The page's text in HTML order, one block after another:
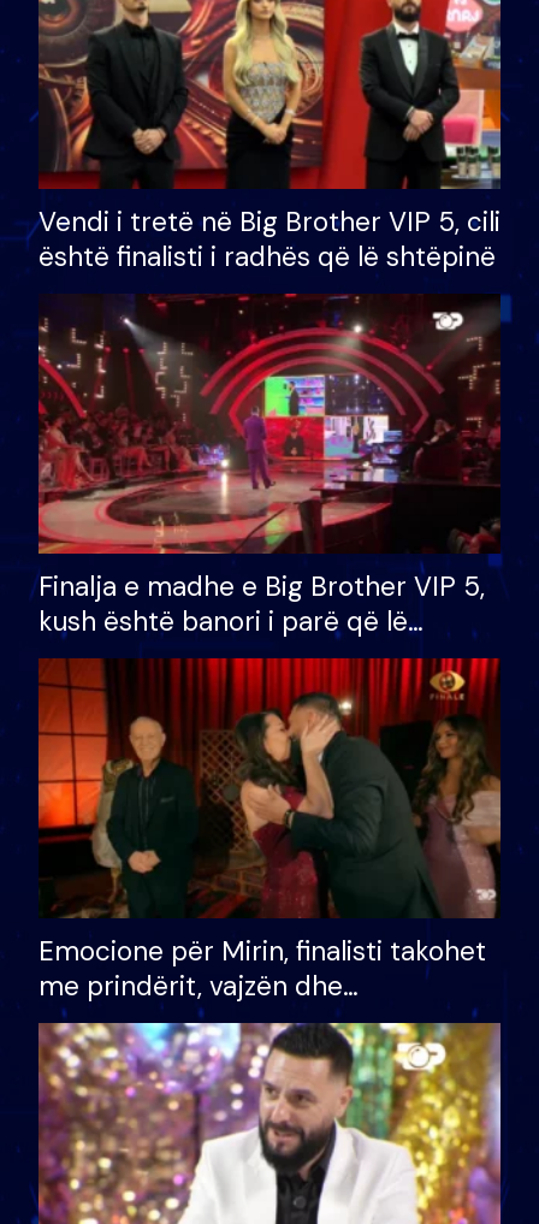
Vendi i tretë në Big Brother VIP 5, cili
është finalisti i radhës që lë shtëpinë
Finalja e madhe e Big Brother VIP 5,
kush është banori i parë që lë
shtëpinë dhe humb mundësinë për
të fituar çmimin e madh
Emocione për Mirin, finalisti takohet
me prindërit, vajzën dhe
bashkëshorten: S’kemi ndonjë letër
divorci apo jo?